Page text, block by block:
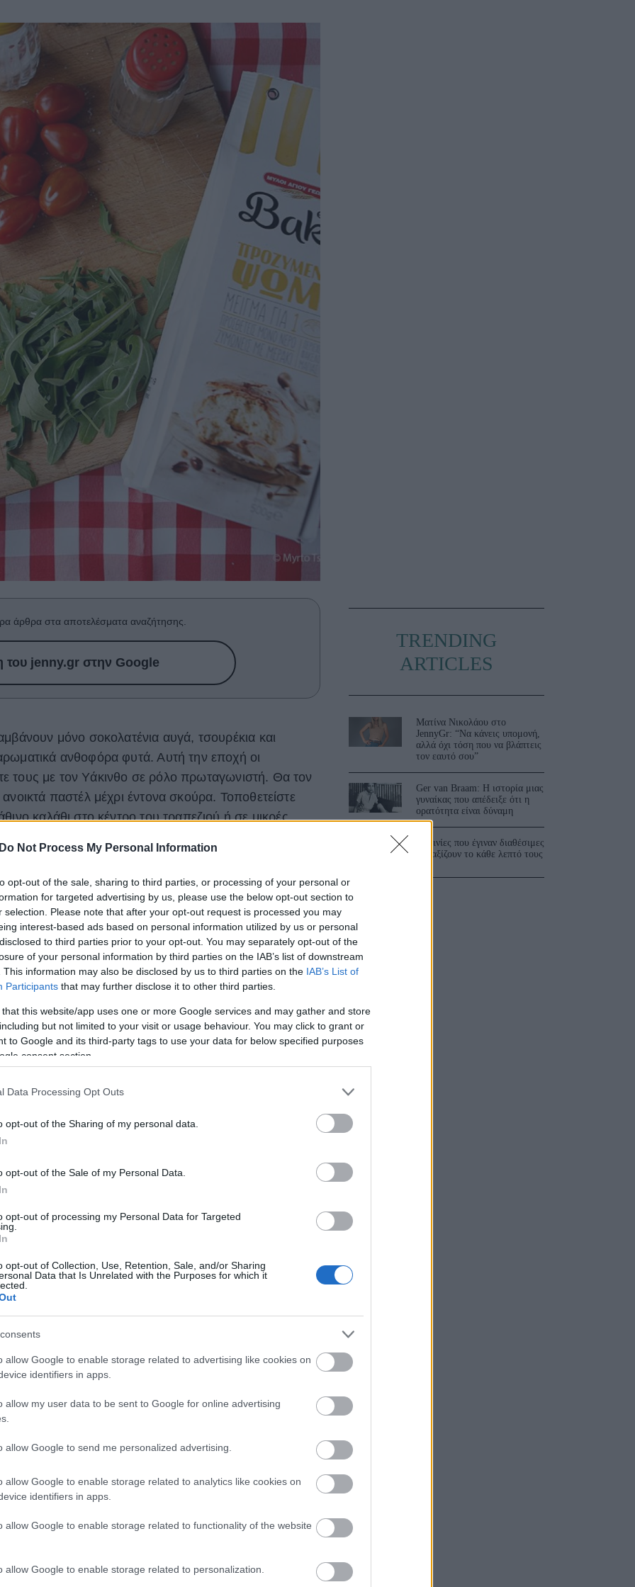
Do Not Process My Personal Information
opt-out of the sale, sharing to third parties, or processing of your personal or
for targeted advertising by us, please use the below opt-out section to
selection. Please note that after your opt-out request is processed you may
interest-based ads based on personal information utilized by us or personal
to third parties prior to your opt-out. You may separately opt-out of the
of your personal information by third parties on the IAB’s list of downstream
This information may also be disclosed by us to third parties on the IAB’s List of
Participants that may further disclose it to other third parties.
that this website/app uses one or more Google services and may gather and store
but not limited to your visit or usage behaviour. You may click to grant or
to Google and its third-party tags to use your data for below specified purposes
consent section.
Data Processing Opt Outs
opt-out of the Sharing of my personal data.
opt-out of the Sale of my Personal Data.
opt-out of processing my Personal Data for Targeted
opt-out of Collection, Use, Retention, Sale, and/or Sharing
Data that Is Unrelated with the Purposes for which it
allow Google to enable storage related to advertising like cookies on
identifiers in apps.
allow my user data to be sent to Google for online advertising
allow Google to send me personalized advertising.
allow Google to enable storage related to analytics like cookies on
identifiers in apps.
allow Google to enable storage related to functionality of the website
allow Google to enable storage related to personalization.
Χωρίς Ταμπέλες
Market News
άρθρα στα αποτελέσματα αναζήτησης.
του jenny.gr στην Google
μόνο σοκολατένια αυγά, τσουρέκια και
ανθοφόρα φυτά. Αυτή την εποχή οι
τους με τον Υάκινθο σε ρόλο πρωταγωνιστή. Θα τον
παστέλ μέχρι έντονα σκούρα. Τοποθετείστε
καλάθι στο κέντρο του τραπεζιού ή σε μικρές
από φυσικά υλικά. Μπορείτε να δώσετε το δικό
τους βολβούς με χρωματιστές πασχαλινές
μπορείτε να τους βάλετε μέσα σε γυάλινα βάζα
στη βάση του δοχείου, ώστε ο βολβός να μην
του μοιάζουν με μεταξωτές κορδέλες
στο χώρο μας.
την Πασχαλινής μας διακόσμησης καθώς πάει
μπει σε κάθε φωτεινό χώρο του σπιτιού. Θα δώσει
όπως η κουζίνα και το μπάνιο. Σε μεγάλο μέγεθος θα
αυλή σας ή στον κήπο σας καθώς έχει εξαιρετικά
διακοσμητικά κασπώ από φυσικά υλικά όπως ξύλο,
Δένουν αρμονικά με κάθε χώρο και επιτρέπουν
εποχή τα άνθη της είναι στα φόρτε τους. Όταν
τα μέρος της εσωτερικής διακόσμησης του χώρου
TRENDING
ARTICLES
Ματίνα Νικολάου στο
JennyGr: “Να κάνεις υπομονή,
αλλά όχι τόση που να βλάπτεις
τον εαυτό σου”
Ger van Braam: Η ιστορία μιας
γυναίκας που απέδειξε ότι η
ορατότητα είναι δύναμη
3 ταινίες που έγιναν διαθέσιμες
και αξίζουν το κάθε λεπτό τους